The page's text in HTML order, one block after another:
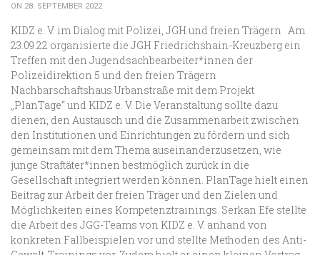
ON 28. SEPTEMBER 2022
KIDZ e. V. im Dialog mit Polizei, JGH und freien Trägern Am
23.09.22 organisierte die JGH Friedrichshain-Kreuzberg ein
Treffen mit den Jugendsachbearbeiter*innen der
Polizeidirektion 5 und den freien Trägern
Nachbarschaftshaus Urbanstraße mit dem Projekt
„PlanTage“ und KIDZ e. V. Die Veranstaltung sollte dazu
dienen, den Austausch und die Zusammenarbeit zwischen
den Institutionen und Einrichtungen zu fördern und sich
gemeinsam mit dem Thema auseinanderzusetzen, wie
junge Straftäter*innen bestmöglich zurück in die
Gesellschaft integriert werden können. PlanTage hielt einen
Beitrag zur Arbeit der freien Träger und den Zielen und
Möglichkeiten eines Kompetenztrainings. Serkan Efe stellte
die Arbeit des JGG-Teams von KIDZ e. V. anhand von
konkreten Fallbeispielen vor und stellte Methoden des Anti-